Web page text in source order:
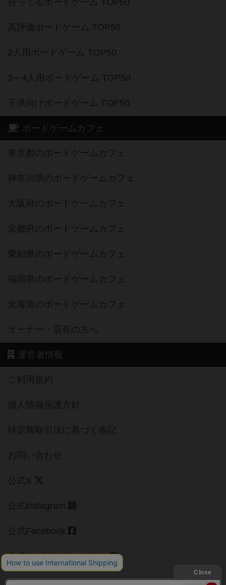
持ってるボードゲーム TOP50
高評価ボードゲーム TOP50
2人用ボードゲーム TOP50
3～4人用ボードゲーム TOP50
子供向けボードゲーム TOP50
ボードゲームカフェ
東京都のボードゲームカフェ
神奈川県のボードゲームカフェ
大阪府のボードゲームカフェ
京都府のボードゲームカフェ
愛知県のボードゲームカフェ
福岡県のボードゲームカフェ
北海道のボードゲームカフェ
オーナー・店長の方へ
運営者情報
ご利用規約
個人情報保護方針
特定商取引法に基づく表記
お問い合わせ
公式X
公式instagram
公式Facebook
公式YouTubeチャンネル
Copyright (c)